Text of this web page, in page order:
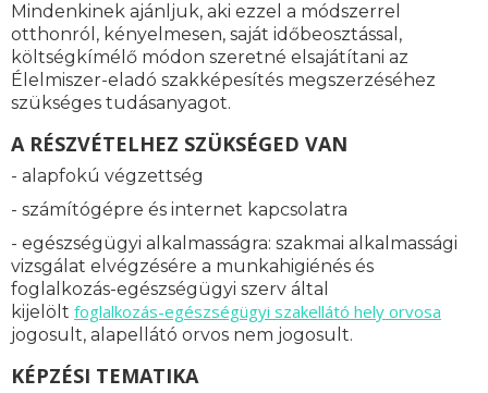
Mindenkinek ajánljuk, aki ezzel a módszerrel
otthonról, kényelmesen, saját időbeosztással,
költségkímélő módon szeretné elsajátítani az
Élelmiszer-eladó szakképesítés megszerzéséhez
szükséges tudásanyagot.
A RÉSZVÉTELHEZ SZÜKSÉGED VAN
- alapfokú végzettség
- számítógépre és internet kapcsolatra
- egészségügyi alkalmasságra: szakmai alkalmassági
vizsgálat elvégzésére a munkahigiénés és
foglalkozás-egészségügyi szerv által
kijelölt foglalkozás-egészségügyi szakellátó hely orvosa
jogosult, alapellátó orvos nem jogosult.
KÉPZÉSI TEMATIKA